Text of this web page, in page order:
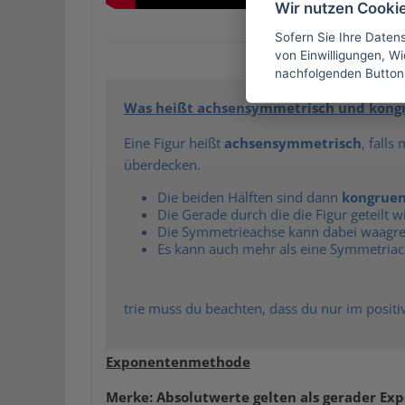
Was heißt achsensymmetrisch und
Eine Figur heißt achsensymmetrisch, falls
überdecken.
Die beiden Hälften sind dann
Die Gerade durch die die Figur geteilt
Die Symmetrieachse kann dabei
Es kann auch mehr als eine
trie muss du beachten, dass du nur im
Exponentenmethode
Merke: Absolutwerte gelten als gerader
Wir nutzen
Sofern Sie Ihre
von Einwilligungen,
nachfolgenden